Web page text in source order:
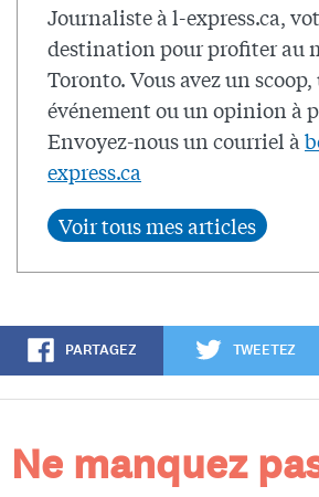
Journaliste à l-express.ca,
destination pour profiter au
Toronto. Vous avez un scoop,
événement ou un opinion à
Envoyez-nous un courriel à
express.ca
PARTAGEZ TWEETEZ
Ne manquez